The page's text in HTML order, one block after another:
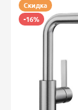
Скидка
-16%